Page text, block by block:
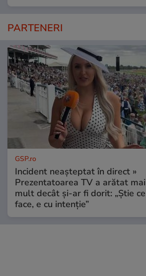
PARTENERI
GSP.ro
Incident neașteptat în direct »
Prezentatoarea TV a arătat mai
mult decât și-ar fi dorit: „Știe ce
face, e cu intenție”